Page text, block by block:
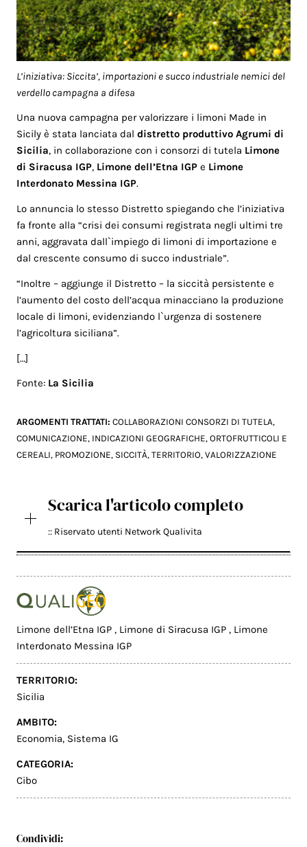
L’iniziativa: Siccita’, importazioni e succo industriale nemici del
verdello campagna a difesa
Una nuova campagna per valorizzare i limoni Made in
Sicily è stata lanciata daldistretto produttivo Agrumi di
Sicilia, in collaborazione con i consorzi di tutela Limone
di Siracusa IGP, Limone dell’Etna IGP e Limone
Interdonato Messina IGP.
Lo annuncia lo stesso Distretto spiegando che l’iniziativa
fa fronte alla “crisi dei consumi registrata negli ultimi tre
anni, aggravata dall`impiego di limoni di importazione e
dal crescente consumo di succo industriale”.
“Inoltre – aggiunge il Distretto – la siccità persistente e
l’aumento del costo dell’acqua minacciano la produzione
locale di limoni, evidenziando l`urgenza di sostenere
l’agricoltura siciliana”.
[…]
Fonte: La Sicilia
ARGOMENTI TRATTATI:COLLABORAZIONI CONSORZI DI TUTELA,
COMUNICAZIONE, INDICAZIONI GEOGRAFICHE,ORTOFRUTTICOLI E
CEREALI, PROMOZIONE, SICCITÀ,TERRITORIO,VALORIZZAZIONE
Scarica l'articolo completo
:: Riservato utenti Network Qualivita
Limone dell’Etna IGP, Limone di Siracusa IGP, Limone
Interdonato Messina IGP
TERRITORIO:
Sicilia
AMBITO:
Economia, Sistema IG
CATEGORIA:
Cibo
Condividi: